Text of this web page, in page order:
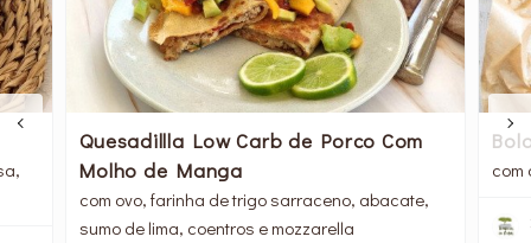
Quesadillla Low Carb de Porco Com
Molho de Manga
com ovo, farinha de trigo sarraceno, abacate,
sumo de lima, coentros e mozzarella
com